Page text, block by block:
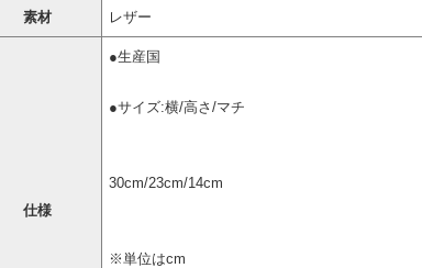
素材 レザー
仕様
●生産国
●サイズ:横/高さ/マチ
30cm/23cm/14cm
※単位はcm